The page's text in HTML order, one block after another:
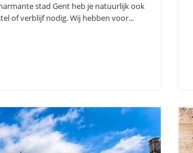
stad Gent heb je natuurlijk ook
of verblijf nodig. Wij hebben voor...